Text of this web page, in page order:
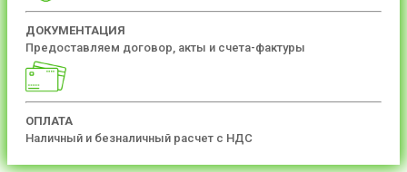
ДОКУМЕНТАЦИЯ
Предоставляем договор, акты и счета-фактуры
ОПЛАТА
Наличный и безналичный расчет с НДС